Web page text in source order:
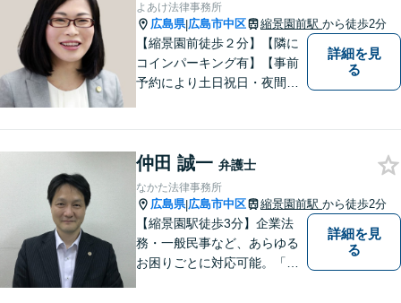
よあけ法律事務所
広島県|広島市中区 縮景園前駅 から徒歩2分
【縮景園前徒歩２分】【隣に
コインパーキング有】【事前
予約により土日祝日・夜間の
務、交通事故、相続・遺言・
後見、離婚問題、刑事事件な
ど。
詳細を見
る
仲田 誠一 弁護士
なかた法律事務所
広島県|広島市中区 縮景園前駅 から徒歩2分
【縮景園駅徒歩3分】企業法
務・一般民事など、あらゆる
お困りごとに対応可能。「実
詳細を見
る